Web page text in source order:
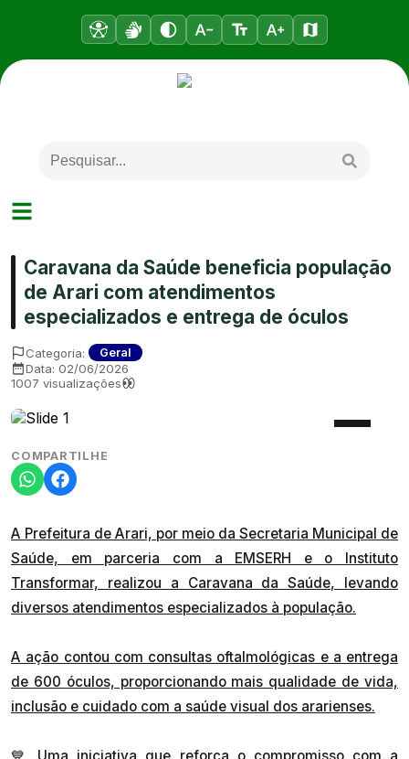
Caravana da Saúde beneficia população
de Arari com atendimentos
especializados e entrega de óculos
Categoria: Geral
Data: 02/06/2026
1007 visualizações
COMPARTILHE
A Prefeitura de Arari, por meio da Secretaria Municipal de
Saúde, em parceria com a EMSERH e o Instituto
Transformar, realizou a Caravana da Saúde, levando
diversos atendimentos especializados à população.
A ação contou com consultas oftalmológicas e a entrega
de 600 óculos, proporcionando mais qualidade de vida,
inclusão e cuidado com a saúde visual dos ararienses.